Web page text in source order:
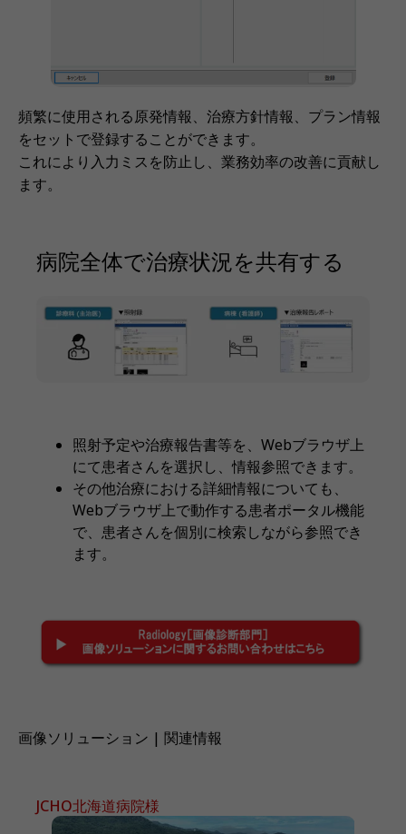
頻繁に使用される原発情報、治療方針情報、プラン情報
をセットで登録することができます。
これにより入力ミスを防止し、業務効率の改善に貢献し
ます。
病院全体で治療状況を共有する
照射予定や治療報告書等を、Webブラウザ上
にて患者さんを選択し、情報参照できます。
その他治療における詳細情報についても、
Webブラウザ上で動作する患者ポータル機能
で、患者さんを個別に検索しながら参照でき
ます。
画像ソリューション | 関連情報
JCHO北海道病院様